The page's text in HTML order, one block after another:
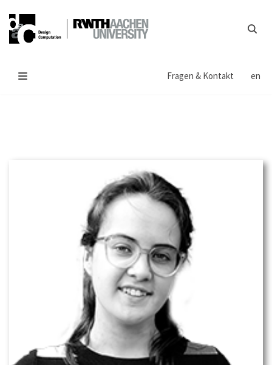
Zum
Inhalt
Fragen & Kontakt
en